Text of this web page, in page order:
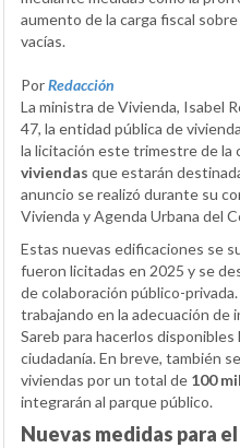
aumento de la carga fiscal
vacías.
PorRedacción
La ministra de Vivienda, Isabel
47, la entidad pública de
la licitación este trimestre de la
viviendas que estarán
anuncio se realizó durante su
Vivienda y Agenda Urbana del
Estas nuevas edificaciones se
fueron licitadas en 2025 y se
de colaboración público-
trabajando en la adecuación de
Sareb para hacerlos disponibles
ciudadanía. En breve, también
viviendas por un total de 100
integrarán al parque público.
Nuevas medidas para